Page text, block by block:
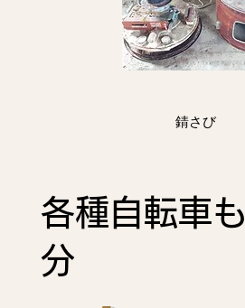
​錆さび
各種自転車も
分